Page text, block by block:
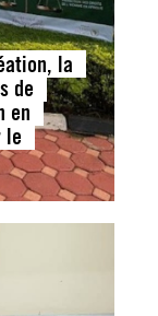
la
de
en
le